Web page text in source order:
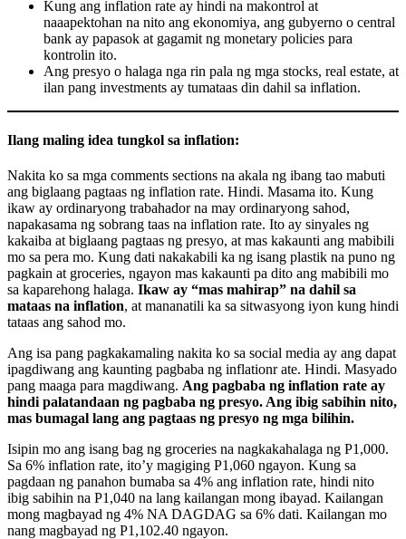
Kung ang inflation rate ay hindi na makontrol at
naaapektohan na nito ang ekonomiya, ang gubyerno o central
bank ay papasok at gagamit ng monetary policies para
kontrolin ito.
Ang presyo o halaga nga rin pala ng mga stocks, real estate, at
ilan pang investments ay tumataas din dahil sa inflation.
Ilang maling idea tungkol sa inflation:
Nakita ko sa mga comments sections na akala ng ibang tao mabuti
ang biglaang pagtaas ng inflation rate. Hindi. Masama ito. Kung
ikaw ay ordinaryong trabahador na may ordinaryong sahod,
napakasama ng sobrang taas na inflation rate. Ito ay sinyales ng
kakaiba at biglaang pagtaas ng presyo, at mas kakaunti ang mabibili
mo sa pera mo. Kung dati nakakabili ka ng isang plastik na puno ng
pagkain at groceries, ngayon mas kakaunti pa dito ang mabibili mo
sa kaparehong halaga. Ikaw ay “mas mahirap” na dahil sa
mataas na inflation, at mananatili ka sa sitwasyong iyon kung hindi
tataas ang sahod mo.
Ang isa pang pagkakamaling nakita ko sa social media ay ang dapat
ipagdiwang ang kaunting pagbaba ng inflationr ate. Hindi. Masyado
pang maaga para magdiwang. Ang pagbaba ng inflation rate ay
hindi palatandaan ng pagbaba ng presyo. Ang ibig sabihin nito,
mas bumagal lang ang pagtaas ng presyo ng mga bilihin.
Isipin mo ang isang bag ng groceries na nagkakahalaga ng P1,000.
Sa 6% inflation rate, ito’y magiging P1,060 ngayon. Kung sa
pagdaan ng panahon bumaba sa 4% ang inflation rate, hindi nito
ibig sabihin na P1,040 na lang kailangan mong ibayad. Kailangan
mong magbayad ng 4% NA DAGDAG sa 6% dati. Kailangan mo
nang magbayad ng P1,102.40 ngayon.